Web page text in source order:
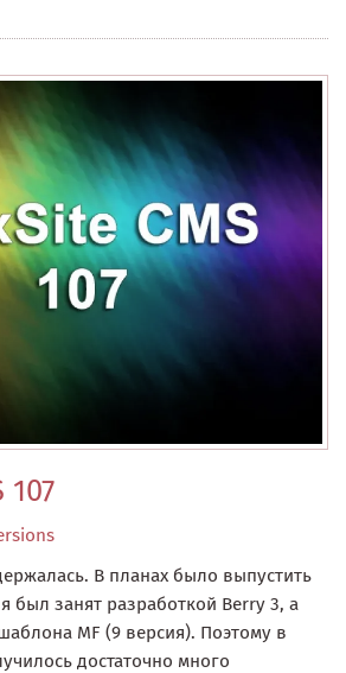
107
В планах было выпустить
был занят разработкой Berry 3, а
MF (9 версия). Поэтому в
достаточно много